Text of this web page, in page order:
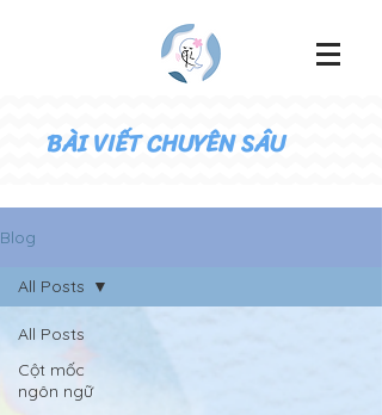
BÀI VIẾT CHUYÊN SÂU
Blog
All Posts
Cột mốc
ngôn ngữ
All Posts